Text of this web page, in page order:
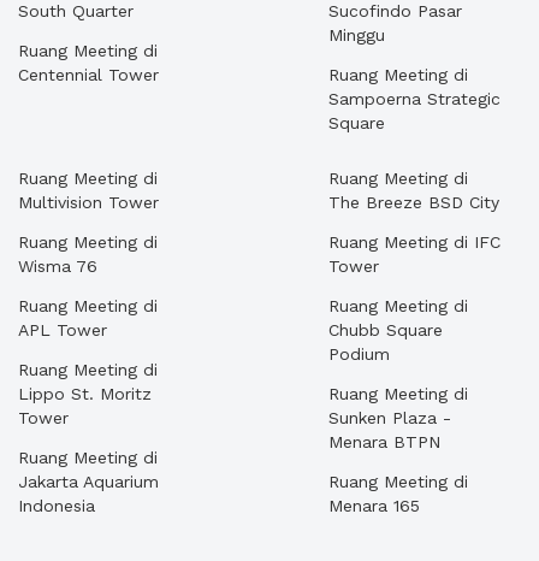
South Quarter
Ruang Meeting di
Centennial Tower
Sucofindo Pasar
Minggu
Ruang Meeting di
Sampoerna Strategic
Square
Ruang Meeting di
Multivision Tower
Ruang Meeting di
Wisma 76
Ruang Meeting di
APL Tower
Ruang Meeting di
Lippo St. Moritz
Tower
Ruang Meeting di
Jakarta Aquarium
Indonesia
Ruang Meeting di
The Breeze BSD City
Ruang Meeting di IFC
Tower
Ruang Meeting di
Chubb Square
Podium
Ruang Meeting di
Sunken Plaza -
Menara BTPN
Ruang Meeting di
Menara 165